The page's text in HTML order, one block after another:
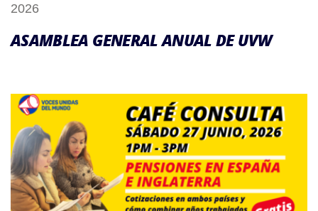
2026
ASAMBLEA GENERAL ANUAL DE UVW